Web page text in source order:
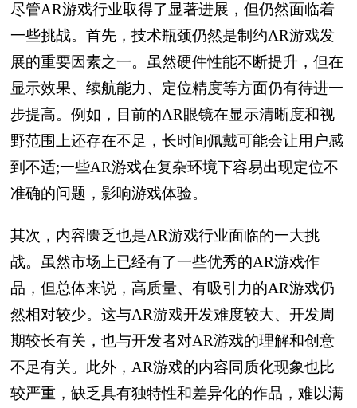
尽管AR游戏行业取得了显著进展，但仍然面临着
一些挑战。首先，技术瓶颈仍然是制约AR游戏发
展的重要因素之一。虽然硬件性能不断提升，但在
显示效果、续航能力、定位精度等方面仍有待进一
步提高。例如，目前的AR眼镜在显示清晰度和视
野范围上还存在不足，长时间佩戴可能会让用户感
到不适;一些AR游戏在复杂环境下容易出现定位不
准确的问题，影响游戏体验。
其次，内容匮乏也是AR游戏行业面临的一大挑
战。虽然市场上已经有了一些优秀的AR游戏作
品，但总体来说，高质量、有吸引力的AR游戏仍
然相对较少。这与AR游戏开发难度较大、开发周
期较长有关，也与开发者对AR游戏的理解和创意
不足有关。此外，AR游戏的内容同质化现象也比
较严重，缺乏具有独特性和差异化的作品，难以满